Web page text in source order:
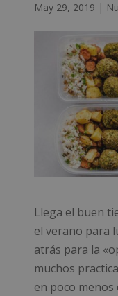
May 29, 2019 |
Llega el buen
el verano para
atrás para la
muchos
en poco menos